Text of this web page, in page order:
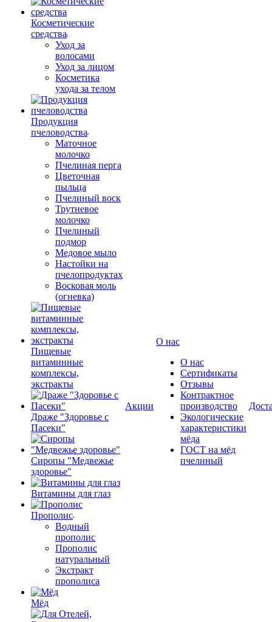
Косметические
средства
Уход за
волосами
Уход за лицом
Косметика
ухода за телом
Продукция
пчеловодства
Маточное
молочко
Пчелиная перга
Цветочная
пыльца
Пчелиный воск
Трутневое
молочко
Пчелиный
подмор
Медовое мыло
Настойки на
пчелопродуктах
Восковая моль
(огневка)
Пищевые
витаминные
комплексы,
экстракты
Драже "Здоровье с
Пасеки"
Сиропы "Медвежье
здоровье"
Витамины для глаз
Прополис
Водный
прополис
Прополис
натуральный
Экстракт
прополиса
Мёд
Акции
О нас
О нас
Сертификаты
Отзывы
Контрактное
производство
Экологические
характеристики
мёда
ГОСТ на мёд
пчелиный